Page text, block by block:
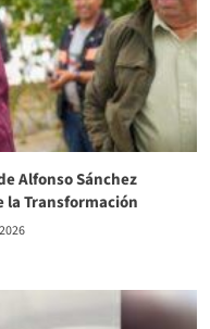
Alfonso Sánchez
la Transformación